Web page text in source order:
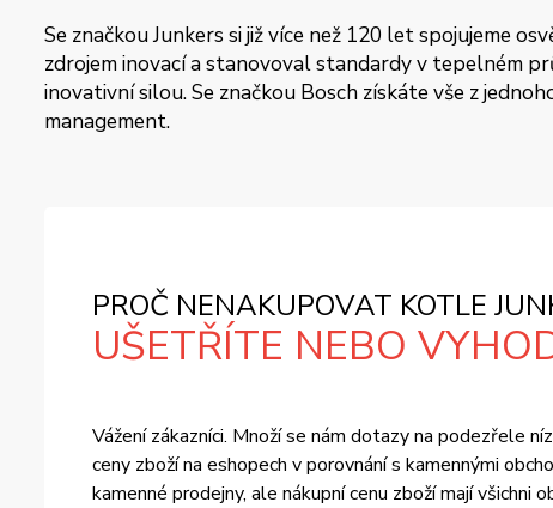
Se značkou Junkers si již více než 120 let spojujeme
zdrojem inovací a stanovoval standardy v tepelném
inovativní silou. Se značkou Bosch získáte vše z
management.
PROČ NENAKUPOVAT KOTLE
UŠETŘÍTE NEBO
Vážení zákazníci. Množí se nám dotazy na podezřele
ceny zboží na eshopech v porovnání s kamennými
kamenné prodejny, ale nákupní cenu zboží mají